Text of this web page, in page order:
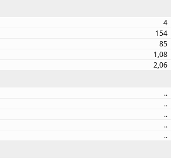
4
154
85
1,08
2,06
..
..
..
..
..